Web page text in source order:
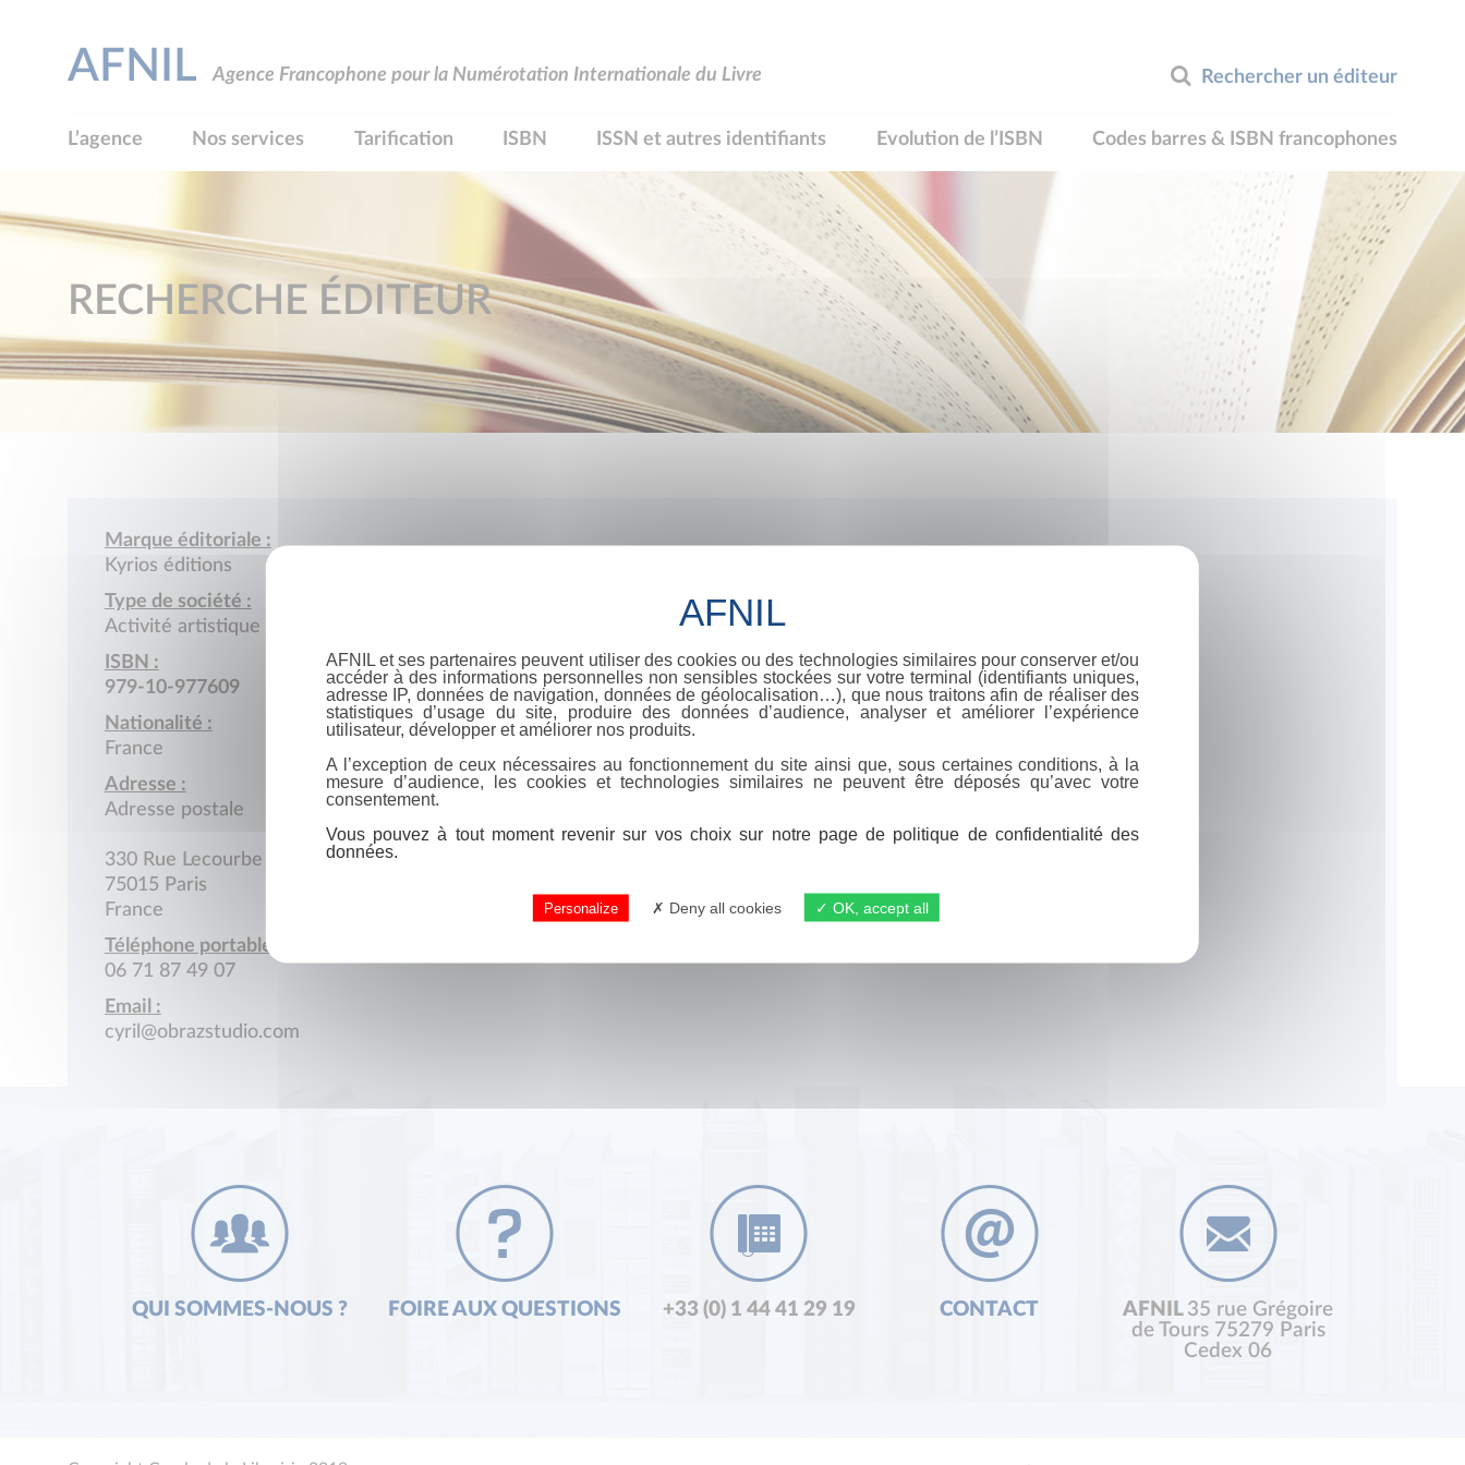
Rechercher un éditeur
AFNIL Agence Francophone pour la Numérotation Internationale du Livre
L’agence Nos services Tarification ISBN ISSN et autres identifiants Evolution de l’ISBN Codes barres & ISBN francophones
RECHERCHE ÉDITEUR
Marque éditoriale :
Kyrios éditions
Type de société :
Activité artistique (peinture, sculpture…)
ISBN :
979-10-977609
Nationalité :
France
Adresse :
Adresse postale
330 Rue Lecourbe
75015 Paris
France
Téléphone portable :
06 71 87 49 07
Email :
cyril@obrazstudio.com
QUI SOMMES-NOUS ? FOIRE AUX QUESTIONS +33 (0) 1 44 41 29 19 CONTACT AFNIL 35 rue Grégoire
de Tours 75279 Paris
Cedex 06
AFNIL et ses partenaires peuvent utiliser des cookies ou des technologies similaires pour conserver et/ou
accéder à des informations personnelles non sensibles stockées sur votre terminal (identifiants uniques,
adresse IP, données de navigation, données de géolocalisation…), que nous traitons afin de réaliser des
statistiques d’usage du site, produire des données d’audience, analyser et améliorer l’expérience
utilisateur, développer et améliorer nos produits.
A l’exception de ceux nécessaires au fonctionnement du site ainsi que, sous certaines conditions, à la
mesure d’audience, les cookies et technologies similaires ne peuvent être déposés qu’avec votre
consentement.
Vous pouvez à tout moment revenir sur vos choix sur notre page de politique de confidentialité des
données.
Personalize Deny all cookies OK, accept all